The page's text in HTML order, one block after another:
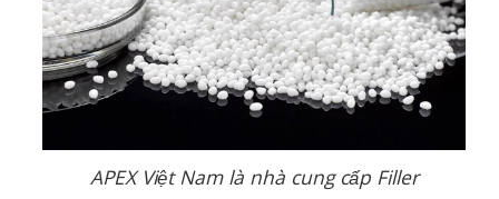
APEX Việt Nam là nhà cung cấp Filler